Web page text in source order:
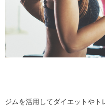
ジムを活用してダイエットや